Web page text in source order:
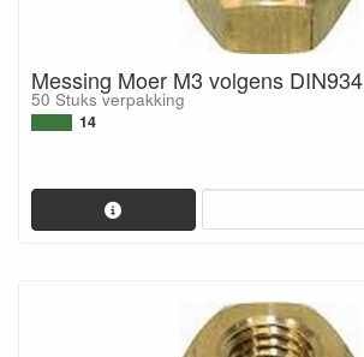
Messing Moer M3 volgens DIN934
50 Stuks verpakking
14